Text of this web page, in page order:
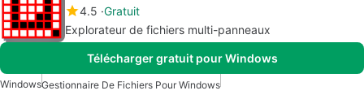
4.5 Gratuit
Explorateur de fichiers multi-panneaux
Télécharger gratuit pour Windows
WindowsGestionnaire De Fichiers Pour Windows